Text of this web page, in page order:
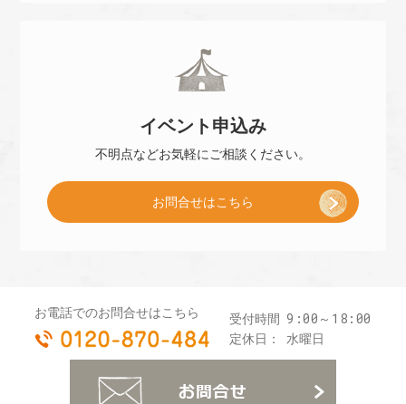
プ
ゼ
イベント 申込み
不明点などお気軽にご相談ください。
お問合せはこちら
お電話でのお問合せはこちら
0120-870-484
受付時間 9:00～18:00
定休日： 水曜日